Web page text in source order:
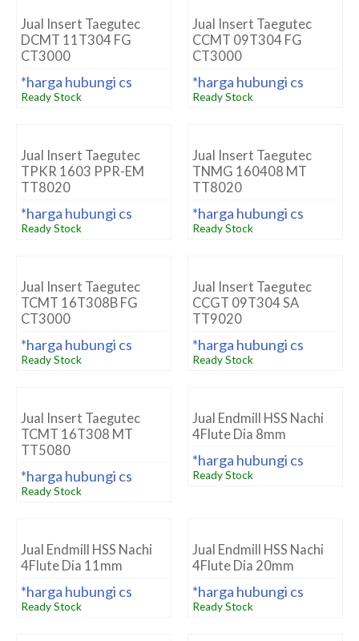
Jual Insert Taegutec
DCMT 11T304 FG
CT3000
*harga hubungi cs
Ready Stock
Jual Insert Taegutec
CCMT 09T304 FG
CT3000
*harga hubungi cs
Ready Stock
Jual Insert Taegutec
TPKR 1603 PPR-EM
TT8020
*harga hubungi cs
Ready Stock
Jual Insert Taegutec
TNMG 160408 MT
TT8020
*harga hubungi cs
Ready Stock
Jual Insert Taegutec
TCMT 16T308B FG
CT3000
*harga hubungi cs
Ready Stock
Jual Insert Taegutec
CCGT 09T304 SA
TT9020
*harga hubungi cs
Ready Stock
Jual Insert Taegutec
TCMT 16T308 MT
TT5080
*harga hubungi cs
Ready Stock
Jual Endmill HSS Nachi
4Flute Dia 8mm
*harga hubungi cs
Ready Stock
Jual Endmill HSS Nachi
4Flute Dia 11mm
*harga hubungi cs
Ready Stock
Jual Endmill HSS Nachi
4Flute Dia 20mm
*harga hubungi cs
Ready Stock